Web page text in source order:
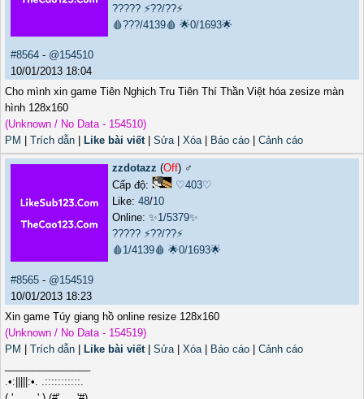
????? ⚡??/??⚡
🩸???/4139🩸 🌟0/1693🌟
#8564 - @154510
10/01/2013 18:04
Cho mình xin game Tiên Nghịch Tru Tiên Thí Thần Việt hóa zesize màn
hình 128x160
(Unknown / No Data - 154510)
PM
Trích dẫn Like bài viết| Sửa| Xóa| Báo cáo Cảnh cáo
zzdotazz (Off) ♂️
Cấp độ:
♡403♡
Like: 48/10
Online: ✨1/5379✨
????? ⚡??/??⚡
🩸1/4139🩸 🌟0/1693🌟
#8565 - @154519
10/01/2013 18:23
Xin game Túy giang hồ online resize 128x160
(Unknown / No Data - 154519)
PM
Trích dẫn Like bài viết| Sửa| Xóa| Báo cáo
Cảnh cáo
.•:|||||:•. .:::::::::::.